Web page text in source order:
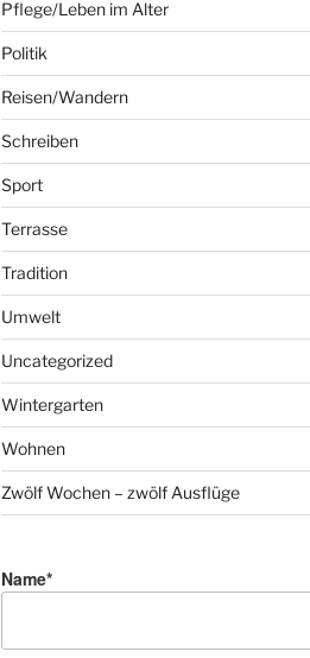
Pflege/Leben im Alter
Politik
Reisen/Wandern
Schreiben
Sport
Terrasse
Tradition
Umwelt
Uncategorized
Wintergarten
Wohnen
Zwölf Wochen – zwölf Ausflüge
Name*